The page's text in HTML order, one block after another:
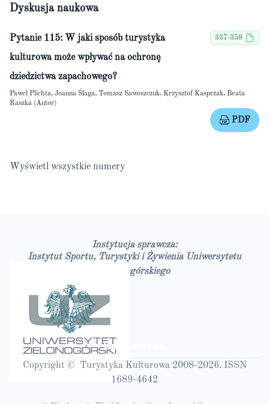
Dyskusja naukowa
Pytanie 115: W jaki sposób turystyka
kulturowa może wpływać na ochronę
dziedzictwa zapachowego?
337-358
Paweł Plichta, Joanna Ślaga, Tomasz Sawoszczuk, Krzysztof Kasprzak, Beata
Raszka (Autor)
PDF
Wyświetl wszystkie numery
Instytucja sprawcza:
Instytut Sportu, Turystyki i Żywienia Uniwersytetu
Zielonogórskiego
Bazy czasopism
Copyright © Turystyka Kulturowa 2008-2026. ISSN
1689-4642